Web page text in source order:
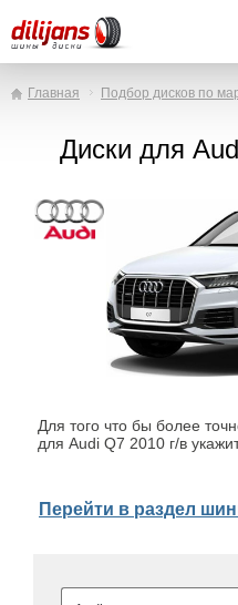
Главная Подбор дисков по
Диски для
Для того что бы более
для Audi Q7 2010 г/в
Перейти в раздел